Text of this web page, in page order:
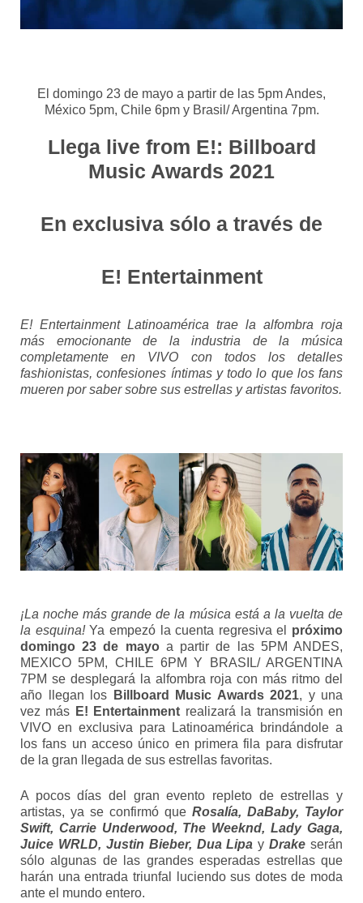
El domingo 23 de mayo a partir de las 5pm Andes,
México 5pm, Chile 6pm y Brasil/ Argentina 7pm.
Llega live from E!: Billboard
Music Awards 2021
En exclusiva sólo a través de
E! Entertainment
E! Entertainment Latinoamérica trae la alfombra roja
más emocionante de la industria de la música
completamente en VIVO con todos los detalles
fashionistas, confesiones íntimas y todo lo que los fans
mueren por saber sobre sus estrellas y artistas favoritos.
¡La noche más grande de la música está a la vuelta de
la esquina! Ya empezó la cuenta regresiva el próximo
domingo 23 de mayoa partir de las 5PM ANDES,
MEXICO 5PM, CHILE 6PM Y BRASIL/ ARGENTINA
7PM se desplegará la alfombra roja con más ritmo del
año llegan los
Billboard Music Awards 2021, y una
vez más E! Entertainment realizará la transmisión en
VIVO en exclusiva para Latinoamérica brindándole a
los fans un acceso único en primera fila para disfrutar
de la gran llegada de sus estrellas favoritas.
A pocos días del gran evento repleto de estrellas y
artistas, ya se confirmó que Rosalía, DaBaby, Taylor
Swift, Carrie Underwood, The Weeknd, Lady Gaga,
Juice WRLD, Justin Bieber, Dua Lipay Drake serán
sólo algunas de las grandes esperadas estrellas que
harán una entrada triunfal luciendo sus dotes de moda
ante el mundo entero.